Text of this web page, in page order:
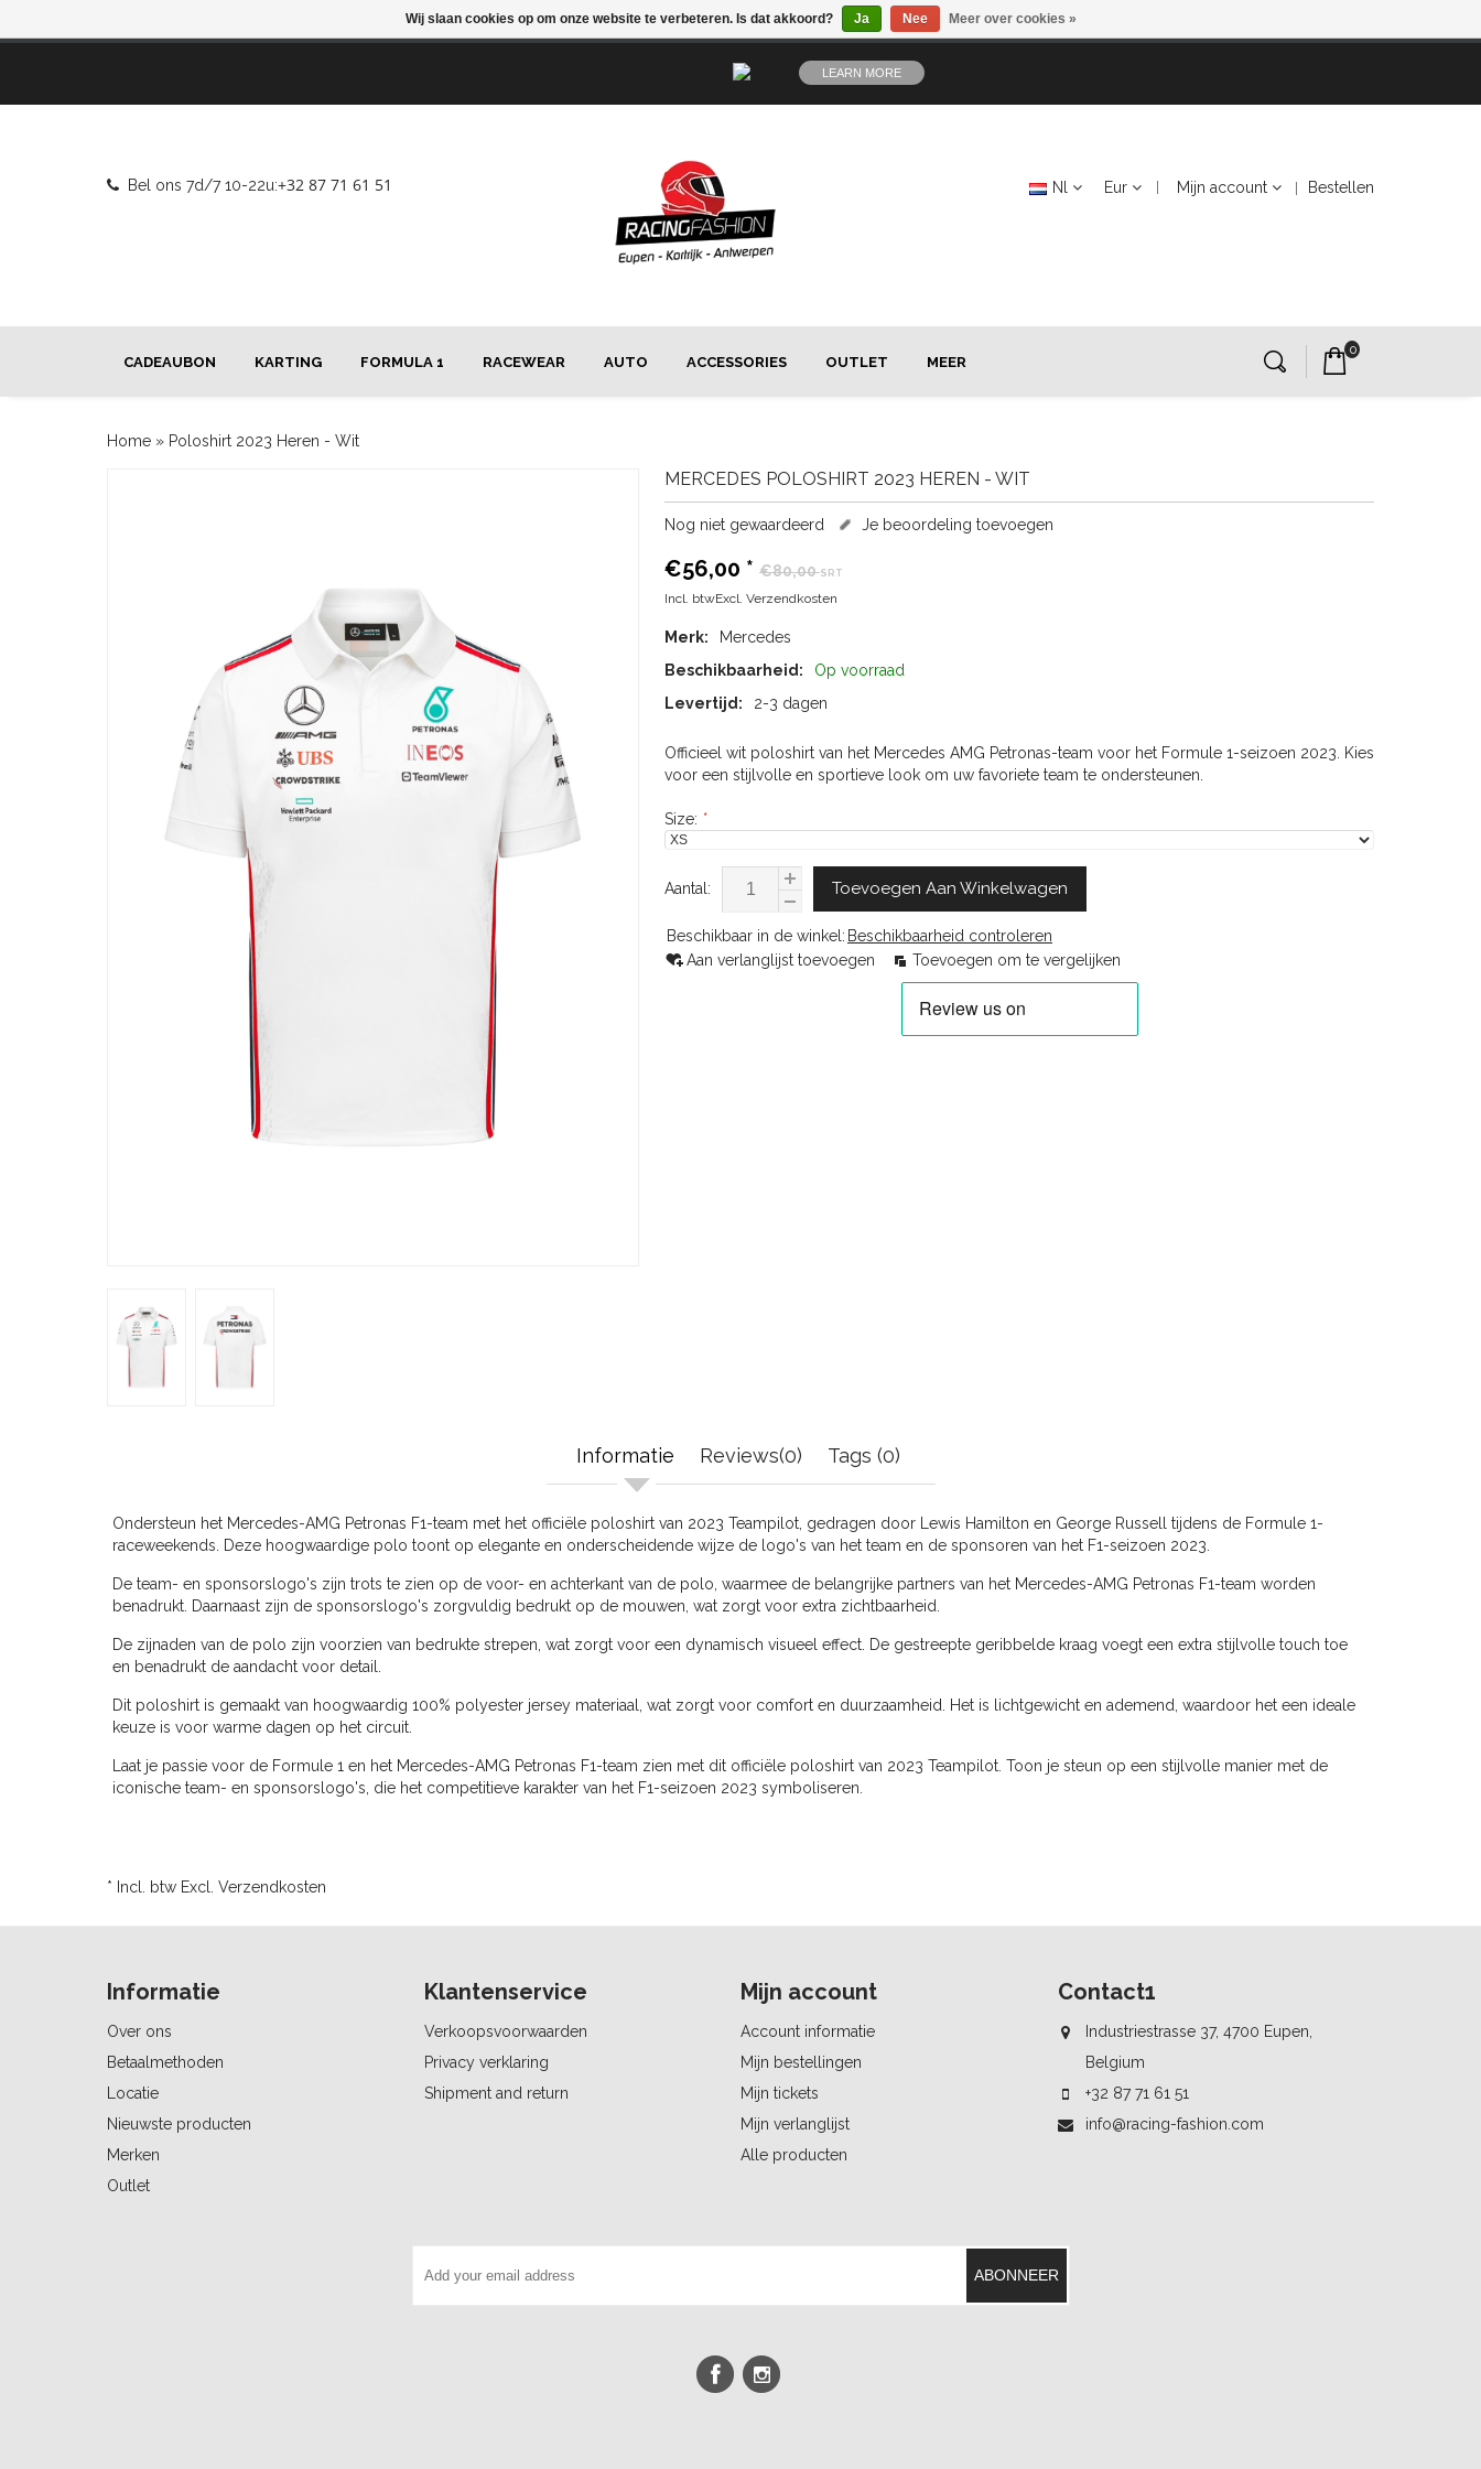
LEARN MORE
Bel ons 7d/7 10-22u:+32 87 71 61 51 Nl Eur Mijn account Bestellen
CADEAUBON KARTING FORMULA 1 RACEWEAR AUTO ACCESSORIES OUTLET MEER
0
Home » Poloshirt 2023 Heren - Wit
MERCEDES POLOSHIRT 2023 HEREN - WIT
Nog niet gewaardeerd Je beoordeling toevoegen
€56,00 * €80,00SRT
Incl. btwExcl. Verzendkosten
Merk:
Mercedes
Beschikbaarheid:
Op voorraad
Levertijd:
2-3 dagen
Officieel wit poloshirt van het Mercedes AMG Petronas-team voor het Formule 1-seizoen 2023. Kies
voor een stijlvolle en sportieve look om uw favoriete team te ondersteunen.
Size: *
Aantal: Toevoegen Aan Winkelwagen
Beschikbaar in de winkel: Beschikbaarheid controleren
Aan verlanglijst toevoegen
Toevoegen om te vergelijken
Informatie Reviews(0) Tags (0)
Ondersteun het Mercedes-AMG Petronas F1-team met het officiële poloshirt van 2023 Teampilot, gedragen door Lewis Hamilton en George Russell tijdens de Formule 1-
raceweekends. Deze hoogwaardige polo toont op elegante en onderscheidende wijze de logo's van het team en de sponsoren van het F1-seizoen 2023.
De team- en sponsorslogo's zijn trots te zien op de voor- en achterkant van de polo, waarmee de belangrijke partners van het Mercedes-AMG Petronas F1-team worden
benadrukt. Daarnaast zijn de sponsorslogo's zorgvuldig bedrukt op de mouwen, wat zorgt voor extra zichtbaarheid.
De zijnaden van de polo zijn voorzien van bedrukte strepen, wat zorgt voor een dynamisch visueel effect. De gestreepte geribbelde kraag voegt een extra stijlvolle touch toe
en benadrukt de aandacht voor detail.
Dit poloshirt is gemaakt van hoogwaardig 100% polyester jersey materiaal, wat zorgt voor comfort en duurzaamheid. Het is lichtgewicht en ademend, waardoor het een ideale
keuze is voor warme dagen op het circuit.
Laat je passie voor de Formule 1 en het Mercedes-AMG Petronas F1-team zien met dit officiële poloshirt van 2023 Teampilot. Toon je steun op een stijlvolle manier met de
iconische team- en sponsorslogo's, die het competitieve karakter van het F1-seizoen 2023 symboliseren.
* Incl. btw Excl. Verzendkosten
Informatie
Over ons
Betaalmethoden
Locatie
Nieuwste producten
Merken
Outlet
Klantenservice
Verkoopsvoorwaarden
Privacy verklaring
Shipment and return
Mijn account
Account informatie
Mijn bestellingen
Mijn tickets
Mijn verlanglijst
Alle producten
Contact1
Industriestrasse 37, 4700 Eupen,
Belgium
+32 87 71 61 51
info@racing-fashion.com
ABONNEER
Wij slaan cookies op om onze website te verbeteren. Is dat akkoord? Ja Nee Meer over cookies »